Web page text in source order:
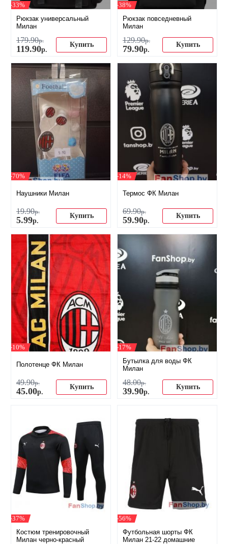
-33%
Рюкзак универсальный
Милан
179.90р.
119.90р.
Купить
-38%
Рюкзак повседневный
Милан
129.90р.
79.90р.
Купить
-70%
Наушники Милан
19.90р.
5.99р.
Купить
-14%
Термос ФК Милан
69.90р.
59.90р.
Купить
-10%
Полотенце ФК Милан
49.90р.
45.00р.
Купить
-17%
Бутылка для воды ФК
Милан
48.00р.
39.90р.
Купить
-37%
Костюм тренировочный
Милан черно-красный
-56%
Футбольная шорты ФК
Милан 21-22 домашние